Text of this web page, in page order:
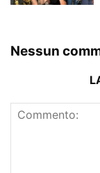
Nessun